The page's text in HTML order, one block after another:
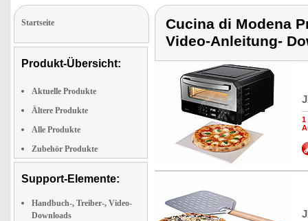
Startseite
Produkt-Übersicht:
Aktuelle Produkte
Ältere Produkte
Alle Produkte
Zubehör Produkte
Support-Elemente:
Handbuch-, Treiber-, Video-
Downloads
Cucina di Modena
Video-Anleitung-
1